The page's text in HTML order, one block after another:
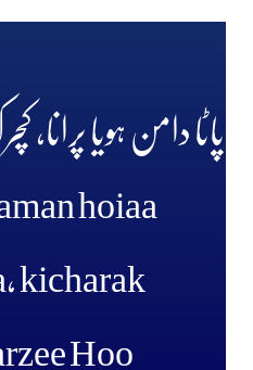
پاٹا دامن ہویا
hoiaa
kicharak
Hoo